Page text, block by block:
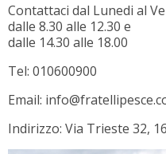
Contattaci dal Lunedi al
dalle 8.30 alle 12.30 e
dalle 14.30 alle 18.00
Tel: 010600900
Email:
Indirizzo: Via Trieste 32,